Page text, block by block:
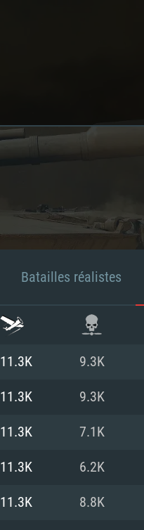
Batailles réalistes
11.3K 9.3K
11.3K 9.3K
11.3K 7.1K
11.3K 6.2K
11.3K 8.8K